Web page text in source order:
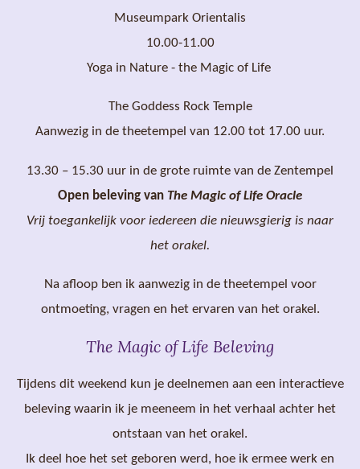
Museumpark Orientalis
10.00-11.00
Yoga in Nature - the Magic of Life
The Goddess Rock Temple
Aanwezig in de theetempel van 12.00 tot 17.00 uur.
13.30 – 15.30 uur in de grote ruimte van de Zentempel
Open beleving van The Magic of Life Oracle
Vrij toegankelijk voor iedereen die nieuwsgierig is naar
het orakel.
Na afloop ben ik aanwezig in de theetempel voor
ontmoeting, vragen en het ervaren van het orakel.
The Magic of Life Beleving
Tijdens dit weekend kun je deelnemen aan een interactieve
beleving waarin ik je meeneem in het verhaal achter het
ontstaan van het orakel.
Ik deel hoe het set geboren werd, hoe ik ermee werk en